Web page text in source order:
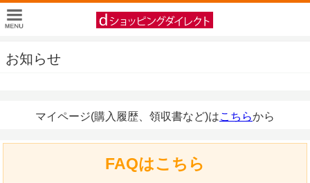
お知らせ
マイページ(購入履歴、領収書など)はこちらから
FAQはこちら